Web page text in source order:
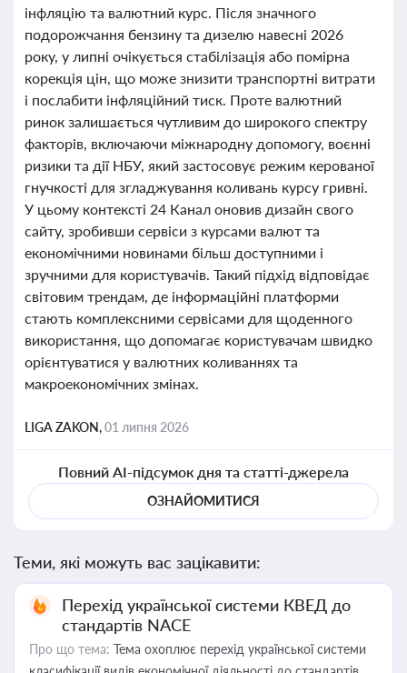
інфляцію та валютний курс. Після значного
подорожчання бензину та дизелю навесні 2026
року, у липні очікується стабілізація або помірна
корекція цін, що може знизити транспортні витрати
і послабити інфляційний тиск. Проте валютний
ринок залишається чутливим до широкого спектру
факторів, включаючи міжнародну допомогу, воєнні
ризики та дії НБУ, який застосовує режим керованої
гнучкості для згладжування коливань курсу гривні.
У цьому контексті 24 Канал оновив дизайн свого
сайту, зробивши сервіси з курсами валют та
економічними новинами більш доступними і
зручними для користувачів. Такий підхід відповідає
світовим трендам, де інформаційні платформи
стають комплексними сервісами для щоденного
використання, що допомагає користувачам швидко
орієнтуватися у валютних коливаннях та
макроекономічних змінах.
LIGA ZAKON,01 липня 2026
Повний AI-підсумок дня та статті-джерела
ОЗНАЙОМИТИСЯ
Теми, які можуть вас зацікавити:
Перехід української системи КВЕД до
стандартів NACE
Про що тема: Тема охоплює перехід української системи